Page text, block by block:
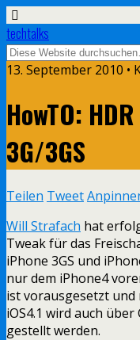
techtalks
13. September 2010 •
HowTO:
3G/3GS
Teilen Tweet
Will Strafach hat
Tweak für das
iPhone 3GS und
nur dem iPhone4
ist vorausgesetzt
iOS4.1 wird auch
gestellt werden.